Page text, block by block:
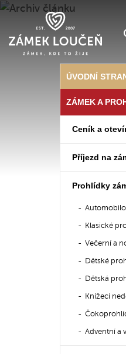
ÚVODNÍ
ZÁMEK A
Ceník a
Příjezd na
Prohlídky
Klasické
Večerní a
Dětské
Dětská
Knížecí
Adventní a